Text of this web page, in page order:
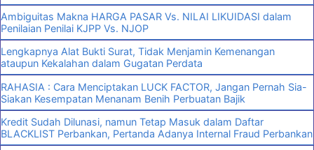
Ambiguitas Makna HARGA PASAR Vs. NILAI LIKUIDASI dalam
Penilaian Penilai KJPP Vs. NJOP
Lengkapnya Alat Bukti Surat, Tidak Menjamin Kemenangan
ataupun Kekalahan dalam Gugatan Perdata
RAHASIA : Cara Menciptakan LUCK FACTOR, Jangan Pernah Sia-
Siakan Kesempatan Menanam Benih Perbuatan Bajik
Kredit Sudah Dilunasi, namun Tetap Masuk dalam Daftar
BLACKLIST Perbankan, Pertanda Adanya Internal Fraud Perbankan